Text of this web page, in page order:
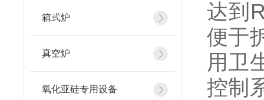
箱式炉
真空炉
氧化亚硅专用设备
达到
便于
用卫
控制